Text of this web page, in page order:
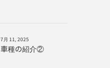
7月 11, 2025
車種の紹介②